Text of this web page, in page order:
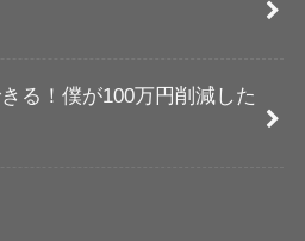
る！僕が100万円削減した